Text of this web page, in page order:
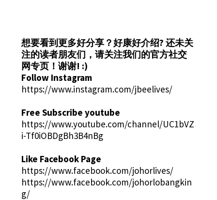
想要看到更多好分享？好康好介绍? 还未关
注的读者朋友们，请关注我们的官方社交
网专页！谢谢! :)
Follow Instagram
https://www.instagram.com/jbeelives/
Free Subscribe youtube
https://www.youtube.com/channel/UC1bVZ
i-Tf0iOBDgBh3B4nBg
Like Facebook Page
https://www.facebook.com/johorlives/
https://www.facebook.com/johorlobangkin
g/